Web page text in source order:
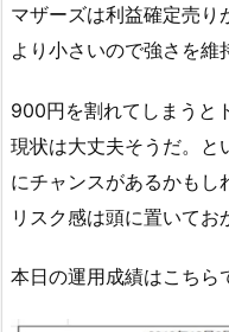
マザーズは利益確定売り
より小さいので強さを維
900円を割れてしまうと
現状は大丈夫そうだ。と
にチャンスがあるかもし
リスク感は頭に置いてお
本日の運用成績はこちら